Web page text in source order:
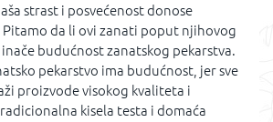
strast i posvećenost donose
Pitamo da li ovi zanati poput njihovog
budućnost zanatskog pekarstva.
pekarstvo ima budućnost, jer sve
proizvode visokog kvaliteta i
kisela testa i domaća